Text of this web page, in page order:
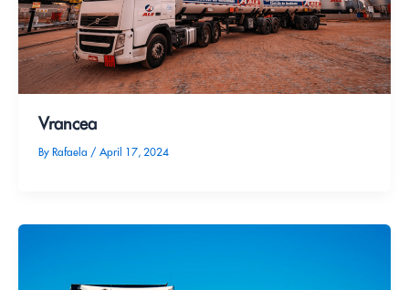
Vrancea
By Rafaela / April 17, 2024